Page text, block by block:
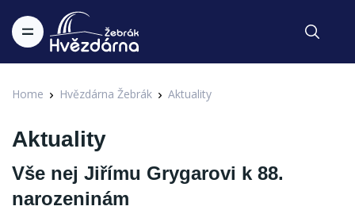
Home Hvězdárna Žebrák Aktuality
Aktuality
Vše nej Jiřímu Grygarovi k 88.
narozeninám